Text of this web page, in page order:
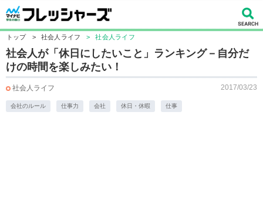
トップ > 社会人ライフ > 社会人ライフ
社会人が「休日にしたいこと」ランキング－自分だ
けの時間を楽しみたい！
社会人ライフ 2017/03/23
会社のルール 仕事力 会社 休日・休暇 仕事